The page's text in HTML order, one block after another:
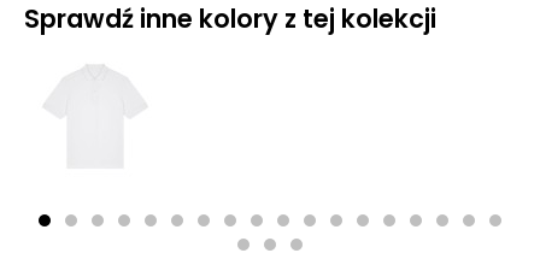
Sprawdź inne kolory z tej kolekcji